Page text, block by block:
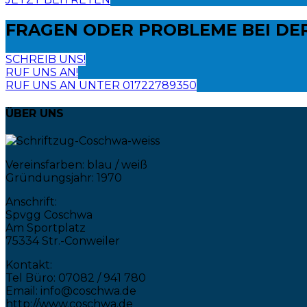
FRAGEN ODER PROBLEME BEI
SCHREIB UNS!
RUF UNS AN!
RUF UNS AN UNTER 01722789350
ÜBER UNS
Vereinsfarben: blau / weiß
Gründungsjahr: 1970
Anschrift:
Spvgg Coschwa
Am Sportplatz
75334 Str.-Conweiler
Kontakt:
Tel Büro: 07082 / 941 780
Email: info@coschwa.de
http://www.coschwa.de